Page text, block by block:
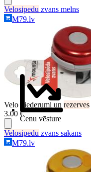
Velosipedu zvans melns
M79.lv
Velo piederumi un rezerves
3.00 €
Cenu vēsture
Velosipedu zvans sakans
M79.lv